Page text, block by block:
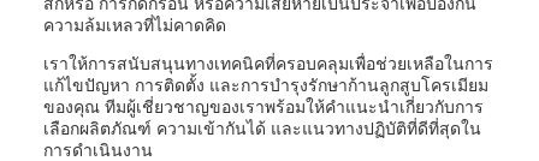
ความล้มเหลวที่ไม่คาดคิด
เราให้การสนับสนุนทางเทคนิคที่ครอบคลุมเพื่อช่วยเหลือในการ
แก้ไขปัญหา การติดตั้ง และการบำรุงรักษาก้านลูกสูบโครเมียม
ของคุณ ทีมผู้เชี่ยวชาญของเราพร้อมให้คำแนะนำเกี่ยวกับการ
เลือกผลิตภัณฑ์ ความเข้ากันได้ และแนวทางปฏิบัติที่ดีที่สุดใน
การดำเนินงาน